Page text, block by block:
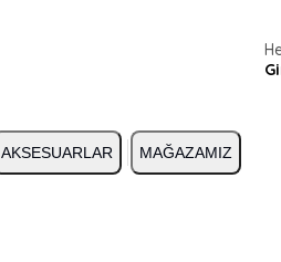
AKSESUARLAR MAĞAZAMIZ